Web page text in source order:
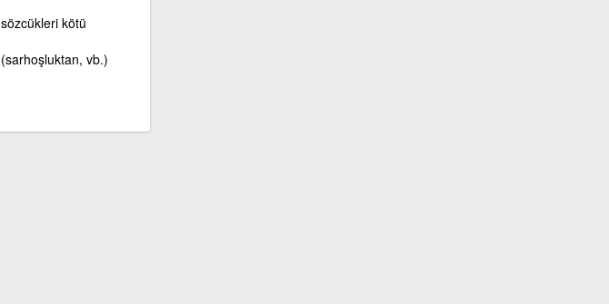
sözcükleri kötü
(sarhoşluktan, vb.)